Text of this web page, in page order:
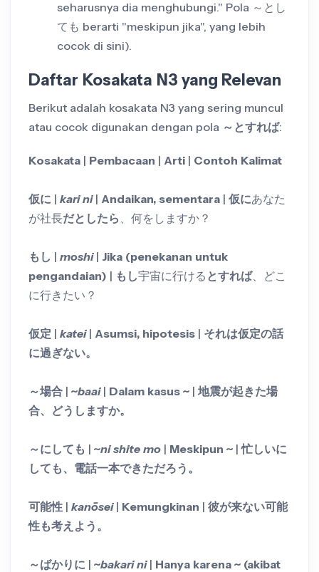
seharusnya dia menghubungi." Pola ～とし
ても berarti "meskipun jika", yang lebih
cocok di sini).
Daftar Kosakata N3 yang Relevan
Berikut adalah kosakata N3 yang sering muncul
atau cocok digunakan dengan pola ～とすれば:
Kosakata | Pembacaan | Arti | Contoh Kalimat
仮に | kari ni| Andaikan, sementara | 仮にあなた
が社長だとしたら 、何をしますか？
もし | moshi| Jika (penekanan untuk
pengandaian) | もし宇宙に行ける とすれば、どこ
に行きたい？
仮定 | katei| Asumsi, hipotesis | それは仮定の話
に過ぎない。
～場合 | ~baai| Dalam kasus ~ | 地震が起きた場
合、どうしますか。
～にしても | ~ni shite mo | Meskipun ~ |忙しいに
しても、電話一本できただろう。
可能性 | kanōsei| Kemungkinan | 彼が来ない可能
性も考えよう。
～ばかりに | ~bakari ni| Hanya karena ~ (akibat